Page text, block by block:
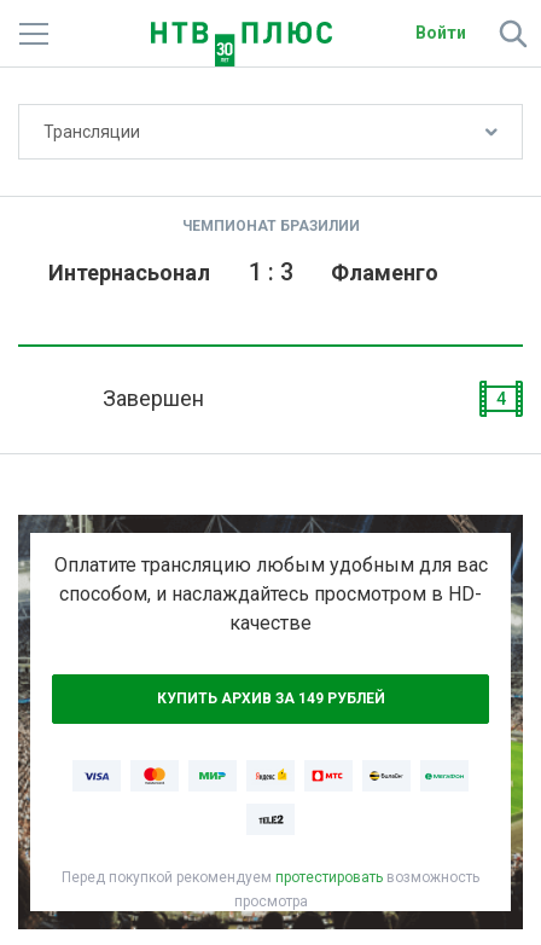
Войти
Спорт
Активировать промокод
Трансляции
ЧЕМПИОНАТ БРАЗИЛИИ
Интернасьонал Фламенго
1 : 3
Завершен 4
Оплатите трансляцию любым удобным для вас
способом, и наслаждайтесь просмотром в HD-
качестве
КУПИТЬ АРХИВ ЗА 149 РУБЛЕЙ
Перед покупкой рекомендуем протестировать возможность
просмотра